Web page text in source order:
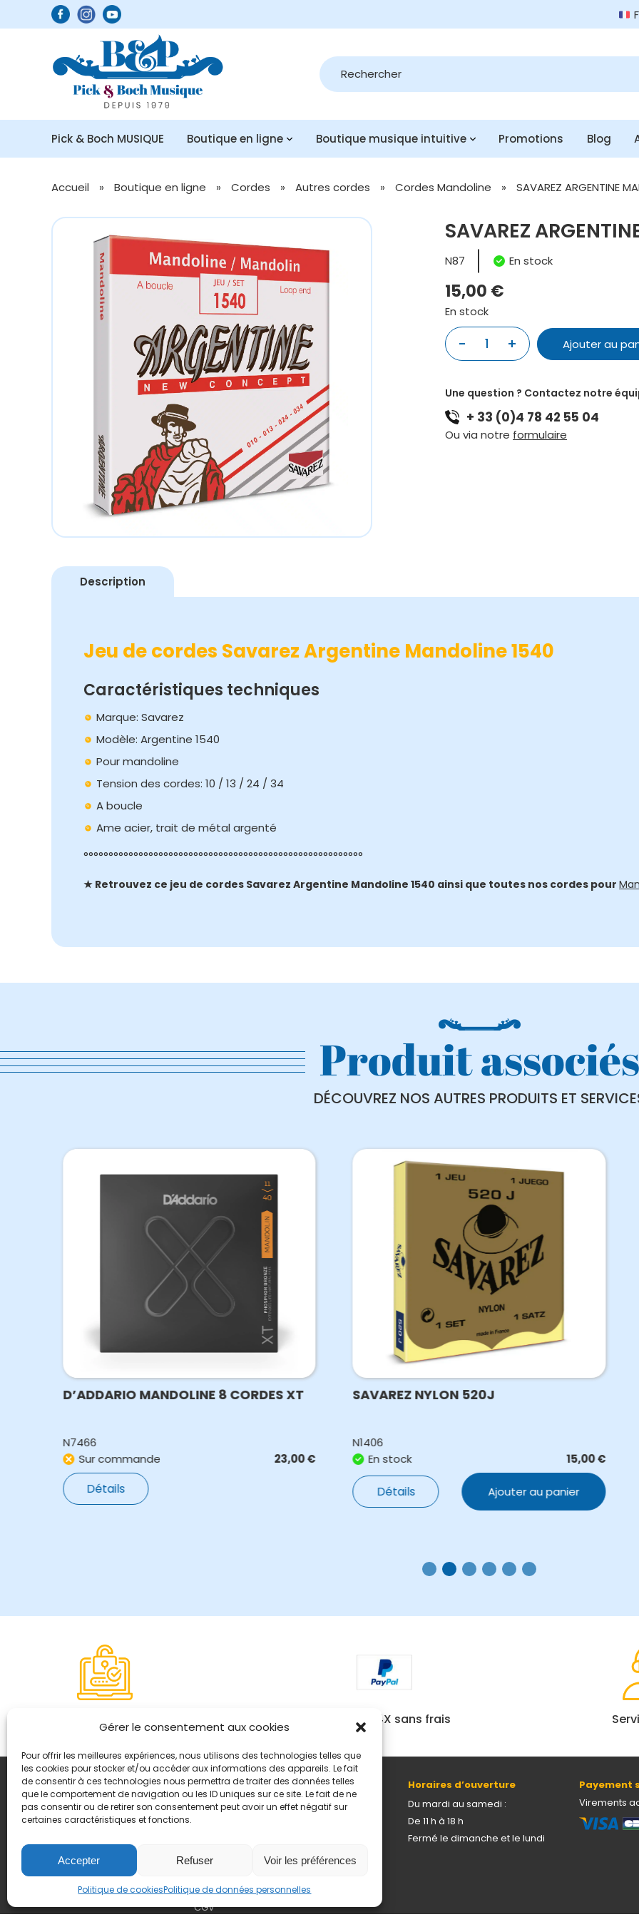
Gérer le consentement aux cookies
Pour offrir les meilleures expériences, nous utilisons des technologies telles que
les cookies pour stocker et/ou accéder aux informations des appareils. Le fait
de consentir à ces technologies nous permettra de traiter des données telles
que le comportement de navigation ou les ID uniques sur ce site. Le fait de ne
pas consentir ou de retirer son consentement peut avoir un effet négatif sur
certaines caractéristiques et fonctions.
Accepter Refuser Voir les préférences
Politique de cookiesPolitique de données personnelles
Recherche
de
produits
Pick & Boch MUSIQUE Boutique en ligne Boutique musique intuitive Promotions Blog
Accueil » Boutique en ligne » Cordes » Autres cordes » Cordes Mandoline » SAVAREZ ARGENTINE
SAVAREZ
N87 En stock
15,00 €
En stock
-
quantité
ARGENTINE
MANDOLINE
1540
+ Ajouter au
Une question ? Contactez notre
+ 33 (0)4 78 42 55 04
Ou via notre formulaire
Description
Jeu de cordes Savarez Argentine Mandoline 1540
Caractéristiques techniques
Marque: Savarez
Modèle: Argentine 1540
Pour mandoline
Tension des cordes: 10 / 13 / 24 / 34
A boucle
Ame acier, trait de métal argenté
°°°°°°°°°°°°°°°°°°°°°°°°°°°°°°°°°°°°°°°°°°°°°°°°°°°°°°°°
★ Retrouvez ce jeu de cordes Savarez Argentine Mandoline 1540 ainsi que toutes nos cordes pour
Produit associés
DÉCOUVREZ NOS AUTRES PRODUITS ET
D’ADDARIO MANDOLINE 8 CORDES XT
N7466
Sur commande
23,00€
Détails
SAVAREZ NYLON 520J
N1406
En stock
15,00€
Détails Ajouter au panier
Paiement sécurisé Paiement 4X sans frais
Coordonnées
8, quai Romain Rolland 69005 Lyon
Plan d'accès
Politique de données personnelles
CGV
Horaires d’ouverture
Du mardi au samedi :
De 11 h à 18 h
Fermé le dimanche et le lundi
Payement
Virements